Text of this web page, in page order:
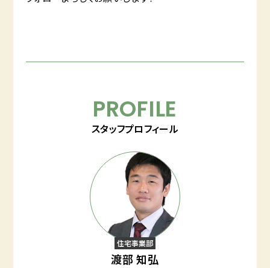
PROFILE
スタッフプロフィール
住宅事業部
渡部 知弘